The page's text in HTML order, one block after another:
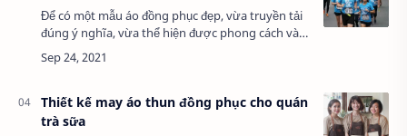
Để có một mẫu áo đồng phục đẹp, vừa truyền tải
đúng ý nghĩa, vừa thể hiện được phong cách và
cá tính riêng của tập thể lớp là một thách thức rất
lớn đối với Teen nhà mình.Bởi ngay …
Thiết kế may áo thun đồng phục cho quán
trà sữa